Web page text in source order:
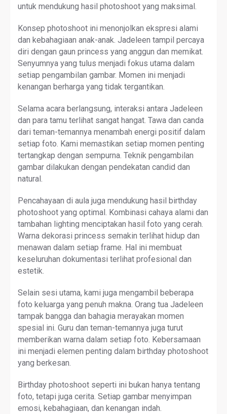
untuk mendukung hasil photoshoot yang maksimal.
Konsep photoshoot ini menonjolkan ekspresi alami
dan kebahagiaan anak-anak. Jadeleen tampil percaya
diri dengan gaun princess yang anggun dan memikat.
Senyumnya yang tulus menjadi fokus utama dalam
setiap pengambilan gambar. Momen ini menjadi
kenangan berharga yang tidak tergantikan.
Selama acara berlangsung, interaksi antara Jadeleen
dan para tamu terlihat sangat hangat. Tawa dan canda
dari teman-temannya menambah energi positif dalam
setiap foto. Kami memastikan setiap momen penting
tertangkap dengan sempurna. Teknik pengambilan
gambar dilakukan dengan pendekatan candid dan
natural.
Pencahayaan di aula juga mendukung hasil birthday
photoshoot yang optimal. Kombinasi cahaya alami dan
tambahan lighting menciptakan hasil foto yang cerah.
Warna dekorasi princess semakin terlihat hidup dan
menawan dalam setiap frame. Hal ini membuat
keseluruhan dokumentasi terlihat profesional dan
estetik.
Selain sesi utama, kami juga mengambil beberapa
foto keluarga yang penuh makna. Orang tua Jadeleen
tampak bangga dan bahagia merayakan momen
spesial ini. Guru dan teman-temannya juga turut
memberikan warna dalam setiap foto. Kebersamaan
ini menjadi elemen penting dalam birthday photoshoot
yang berkesan.
Birthday photoshoot seperti ini bukan hanya tentang
foto, tetapi juga cerita. Setiap gambar menyimpan
emosi, kebahagiaan, dan kenangan indah.